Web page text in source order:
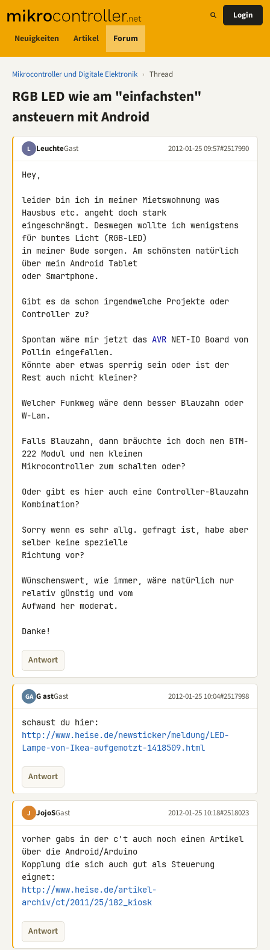
Neuigkeiten Artikel Forum
Login
Mikrocontroller und Digitale Elektronik › Thread
RGB LED wie am "einfachsten"
ansteuern mit Android
L LeuchteGast 2012-01-25 09:57#2517990
Hey,
leider bin ich in meiner Mietswohnung was
Hausbus etc. angeht doch stark
eingeschrängt. Deswegen wollte ich wenigstens
für buntes Licht (RGB-LED)
in meiner Bude sorgen. Am schönsten natürlich
über mein Android Tablet
oder Smartphone.
Gibt es da schon irgendwelche Projekte oder
Controller zu?
Spontan wäre mir jetzt das AVR NET-IO Board von
Pollin eingefallen.
Könnte aber etwas sperrig sein oder ist der
Rest auch nicht kleiner?
Welcher Funkweg wäre denn besser Blauzahn oder
W-Lan.
Falls Blauzahn, dann bräuchte ich doch nen BTM-
222 Modul und nen kleinen
Mikrocontroller zum schalten oder?
Oder gibt es hier auch eine Controller-Blauzahn
Kombination?
Sorry wenn es sehr allg. gefragt ist, habe aber
selber keine spezielle
Richtung vor?
Wünschenswert, wie immer, wäre natürlich nur
relativ günstig und vom
Aufwand her moderat.
Danke!
Antwort
GA G astGast 2012-01-25 10:04#2517998
http://www.heise.de/newsticker/meldung/LED-
Lampe-von-Ikea-aufgemotzt-1418509.html
Antwort
J JojoSGast 2012-01-25 10:18#2518023
vorher gabs in der c't auch noch einen Artikel
über die Android/Arduino
Kopplung die sich auch gut als Steuerung
http://www.heise.de/artikel-
archiv/ct/2011/25/182_kiosk
Antwort